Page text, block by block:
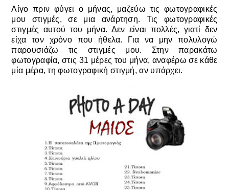
Λίγο πριν φύγει ο μήνας, μαζεύω τις φωτογραφικές
μου στιγμές, σε μια ανάρτηση. Τις φωτογραφικές
στιγμές αυτού του μήνα. Δεν είναι πολλές, γιατί δεν
είχα τον χρόνο που ήθελα. Για να μην πολυλογώ
παρουσιάζω τις στιγμές μου. Στην παρακάτω
φωτογραφία, στις 31 μέρες του μήνα, αναφέρω σε κάθε
μία μέρα, τη φωτογραφική στιγμή, αν υπάρχει.